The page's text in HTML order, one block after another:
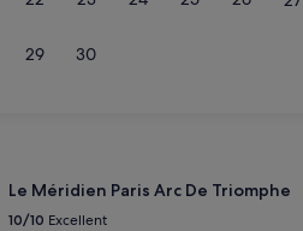
29 30
Le Méridien Paris Arc De Triomphe
10/10 Excellent